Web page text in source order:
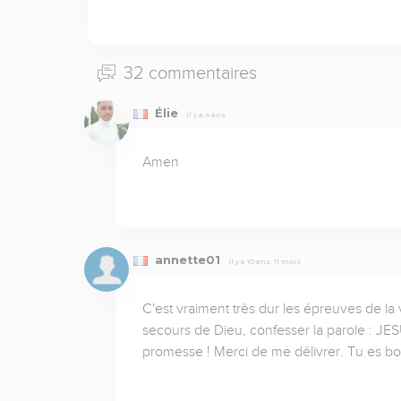
32 commentaires
Élie Il y a 4 ans
Amen
annette01 Il y a 10 ans, 11 mois
C'est vraiment très dur les épreuves de
secours de Dieu, confesser la parole :
promesse ! Merci de me délivrer. Tu es